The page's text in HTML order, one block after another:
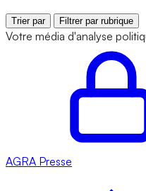
Trier par Filtrer par rubrique
Votre média d'analyse
AGRA Presse